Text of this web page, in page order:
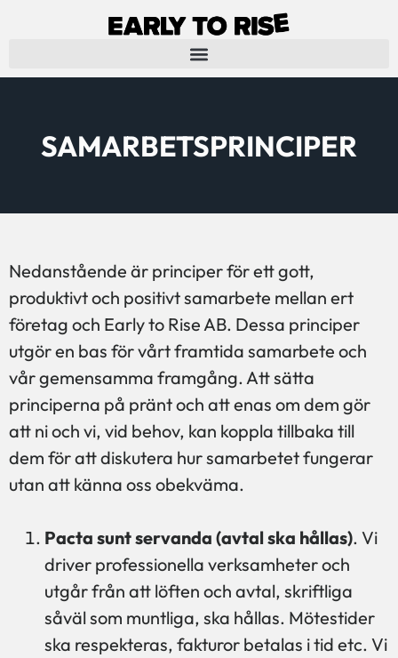
SAMARBETSPRINCIPER
Nedanstående är principer för ett gott,
produktivt och positivt samarbete mellan ert
företag och Early to Rise AB. Dessa principer
utgör en bas för vårt framtida samarbete och
vår gemensamma framgång. Att sätta
principerna på pränt och att enas om dem gör
att ni och vi, vid behov, kan koppla tillbaka till
dem för att diskutera hur samarbetet fungerar
utan att känna oss obekväma.
Pacta sunt servanda (avtal ska hållas). Vi
driver professionella verksamheter och
utgår från att löften och avtal, skriftliga
såväl som muntliga, ska hållas. Mötestider
ska respekteras, fakturor betalas i tid etc. Vi